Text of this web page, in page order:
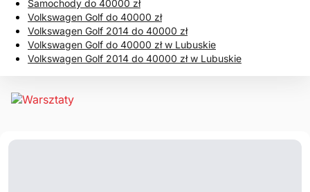
Samochody do 40000 zł
Volkswagen Golf do 40000 zł
Volkswagen Golf 2014 do 40000 zł
Volkswagen Golf do 40000 zł w Lubuskie
Volkswagen Golf 2014 do 40000 zł w Lubuskie